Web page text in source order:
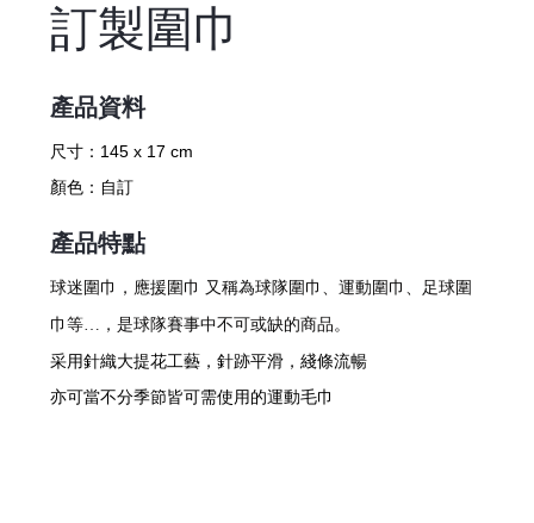
訂製圍巾
產品資料
尺寸： 145 x 17 cm
顏色： 自訂
產品特點
球迷圍巾，應援圍巾 又稱為球隊圍巾、運動圍巾、足球圍
巾等…，是球隊賽事中不可或缺的商品。
采用針織大提花工藝，針跡平滑，綫條流暢
亦可當不分季節皆可需使用的運動毛巾